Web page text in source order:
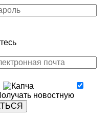
новостную